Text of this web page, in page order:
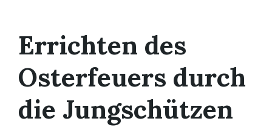
Errichten des
Osterfeuers durch
die Jungschützen